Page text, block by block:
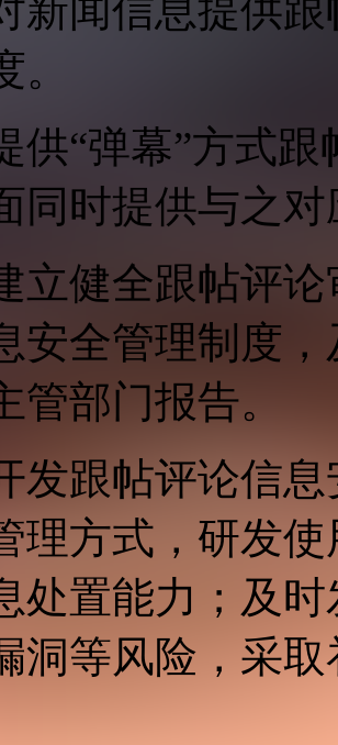
新闻信息提供
供“弹幕”方式
同时提供与之
立健全跟帖评
安全管理制度
管部门报告。
发跟帖评论信
理方式，研发
处置能力；及
洞等风险，采